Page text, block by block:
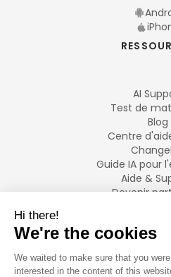
AI
Test de
Blog
Centre
Guide IA pour
Aide &
Devenir